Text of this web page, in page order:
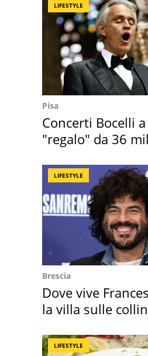
LIFESTYLE
Pisa
Concerti Bocelli
"regalo" da 36
LIFESTYLE
Brescia
Dove vive
la villa sulle
LIFESTYLE